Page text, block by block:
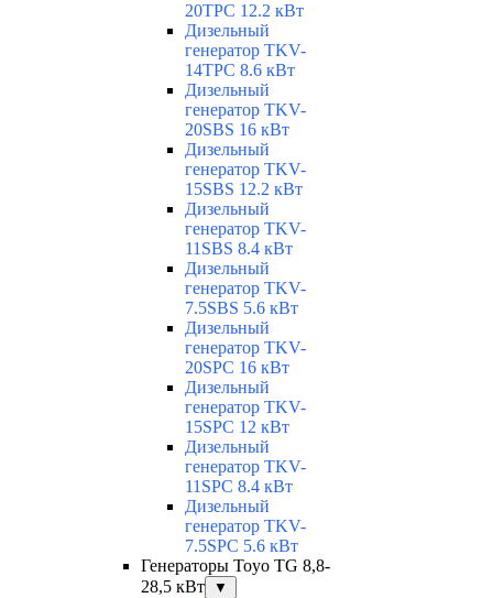
20TPC 12.2 кВт
Дизельный
генератор TKV-
14TPC 8.6 кВт
Дизельный
генератор TKV-
20SBS 16 кВт
Дизельный
генератор TKV-
15SBS 12.2 кВт
Дизельный
генератор TKV-
11SBS 8.4 кВт
Дизельный
генератор TKV-
7.5SBS 5.6 кВт
Дизельный
генератор TKV-
20SPC 16 кВт
Дизельный
генератор TKV-
15SPC 12 кВт
Дизельный
генератор TKV-
11SPC 8.4 кВт
Дизельный
генератор TKV-
7.5SPC 5.6 кВт
Генераторы Toyo TG 8,8-
28,5 кВт
▼